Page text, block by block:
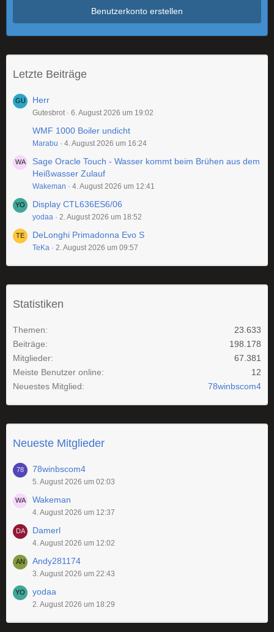
Benutzerkonto erstellen
Letzte Beiträge
Herr
Gutesbrot 6. August 2026 um 19:02
WMF 1000 Boiler undicht
Marabu 4. August 2026 um 16:24
Sage Oracle Touch - Wasser kommt beim Brühen aus dem
Heißwasser Zulauf
Wakeman 4. August 2026 um 12:41
Display CTL636ES6/06
yodaa 2. August 2026 um 18:52
DeLonghi Primadonna Evo S
TeKa 2. August 2026 um 09:57
Statistiken
Themen
23.633
Beiträge
198.178
Mitglieder
67.381
Meiste Benutzer online
12
Neuestes Mitglied
78winbscom4
Neueste Mitglieder
78winbscom4
5. August 2026 um 02:03
Wakeman
4. August 2026 um 12:37
Damerl
4. August 2026 um 12:02
Andy281174
3. August 2026 um 22:43
yodaa
2. August 2026 um 18:29